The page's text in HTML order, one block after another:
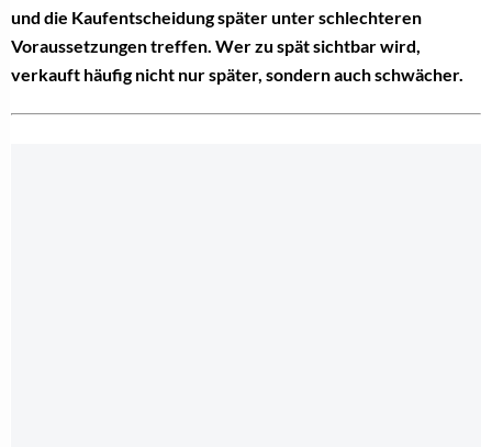
und die Kaufentscheidung später unter schlechteren
Voraussetzungen treffen. Wer zu spät sichtbar wird,
verkauft häufig nicht nur später, sondern auch schwächer.